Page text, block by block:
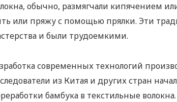
обычно, размягчали кипячением
или пряжу с помощью прялки. Эти
и были трудоемкими.
современных технологий
из Китая и других стран
бамбука в текстильные волокна.